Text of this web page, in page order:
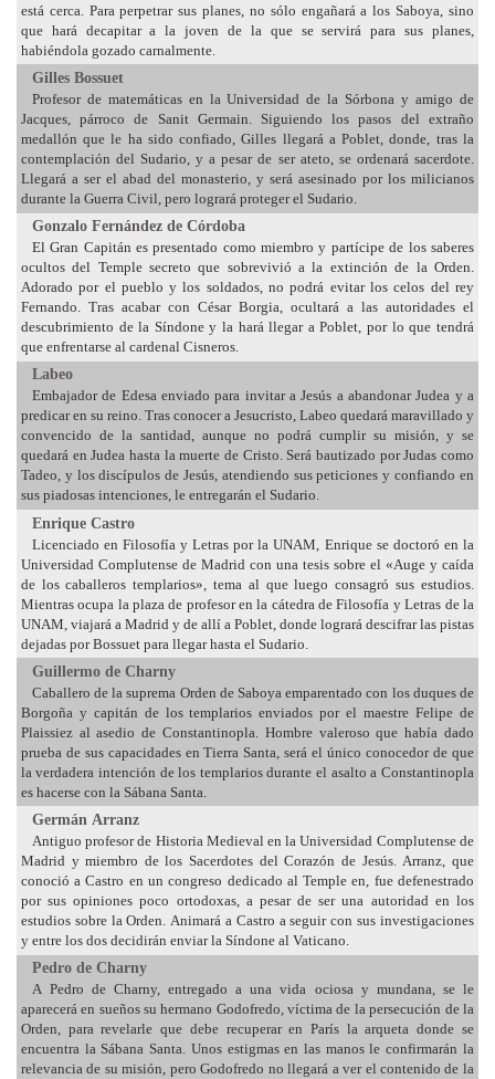
está cerca. Para perpetrar sus planes, no sólo engañará a los Saboya, sino
que hará decapitar a la joven de la que se servirá para sus planes,
habiéndola gozado carnalmente.
Gilles Bossuet
Profesor de matemáticas en la Universidad de la Sórbona y amigo de
Jacques, párroco de Sanit Germain. Siguiendo los pasos del extraño
medallón que le ha sido confiado, Gilles llegará a Poblet, donde, tras la
contemplación del Sudario, y a pesar de ser ateto, se ordenará sacerdote.
Llegará a ser el abad del monasterio, y será asesinado por los milicianos
durante la Guerra Civil, pero logrará proteger el Sudario.
Gonzalo Fernández de Córdoba
El Gran Capitán es presentado como miembro y partícipe de los saberes
ocultos del Temple secreto que sobrevivió a la extinción de la Orden.
Adorado por el pueblo y los soldados, no podrá evitar los celos del rey
Fernando. Tras acabar con César Borgia, ocultará a las autoridades el
descubrimiento de la Síndone y la hará llegar a Poblet, por lo que tendrá
que enfrentarse al cardenal Cisneros.
Labeo
Embajador de Edesa enviado para invitar a Jesús a abandonar Judea y a
predicar en su reino. Tras conocer a Jesucristo, Labeo quedará maravillado y
convencido de la santidad, aunque no podrá cumplir su misión, y se
quedará en Judea hasta la muerte de Cristo. Será bautizado por Judas como
Tadeo, y los discípulos de Jesús, atendiendo sus peticiones y confiando en
sus piadosas intenciones, le entregarán el Sudario.
Enrique Castro
Licenciado en Filosofía y Letras por la UNAM, Enrique se doctoró en la
Universidad Complutense de Madrid con una tesis sobre el «Auge y caída
de los caballeros templarios», tema al que luego consagró sus estudios.
Mientras ocupa la plaza de profesor en la cátedra de Filosofía y Letras de la
UNAM, viajará a Madrid y de allí a Poblet, donde logrará descifrar las pistas
dejadas por Bossuet para llegar hasta el Sudario.
Guillermo de Charny
Caballero de la suprema Orden de Saboya emparentado con los duques de
Borgoña y capitán de los templarios enviados por el maestre Felipe de
Plaissiez al asedio de Constantinopla. Hombre valeroso que había dado
prueba de sus capacidades en Tierra Santa, será el único conocedor de que
la verdadera intención de los templarios durante el asalto a Constantinopla
es hacerse con la Sábana Santa.
Germán Arranz
Antiguo profesor de Historia Medieval en la Universidad Complutense de
Madrid y miembro de los Sacerdotes del Corazón de Jesús. Arranz, que
conoció a Castro en un congreso dedicado al Temple en, fue defenestrado
por sus opiniones poco ortodoxas, a pesar de ser una autoridad en los
estudios sobre la Orden. Animará a Castro a seguir con sus investigaciones
y entre los dos decidirán enviar la Síndone al Vaticano.
Pedro de Charny
A Pedro de Charny, entregado a una vida ociosa y mundana, se le
aparecerá en sueños su hermano Godofredo, víctima de la persecución de la
Orden, para revelarle que debe recuperar en París la arqueta donde se
encuentra la Sábana Santa. Unos estigmas en las manos le confirmarán la
relevancia de su misión, pero Godofredo no llegará a ver el contenido de la